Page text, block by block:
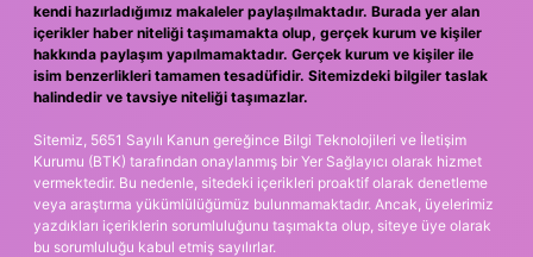
kendi hazırladığımız makaleler paylaşılmaktadır. Burada yer alan
içerikler haber niteliği taşımamakta olup, gerçek kurum ve kişiler
hakkında paylaşım yapılmamaktadır. Gerçek kurum ve kişiler ile
isim benzerlikleri tamamen tesadüfidir. Sitemizdeki bilgiler taslak
halindedir ve tavsiye niteliği taşımazlar.
Sitemiz, 5651 Sayılı Kanun gereğince Bilgi Teknolojileri ve İletişim
Kurumu (BTK) tarafından onaylanmış bir Yer Sağlayıcı olarak hizmet
vermektedir. Bu nedenle, sitedeki içerikleri proaktif olarak denetleme
veya araştırma yükümlülüğümüz bulunmamaktadır. Ancak, üyelerimiz
yazdıkları içeriklerin sorumluluğunu taşımakta olup, siteye üye olarak
bu sorumluluğu kabul etmiş sayılırlar.